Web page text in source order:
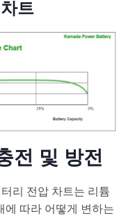
트
전 및 방전
리 전압 차트는 리튬
에 따라 어떻게 변하는